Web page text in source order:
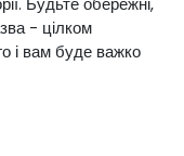
Будьте обережні,
- цілком
і вам буде важко